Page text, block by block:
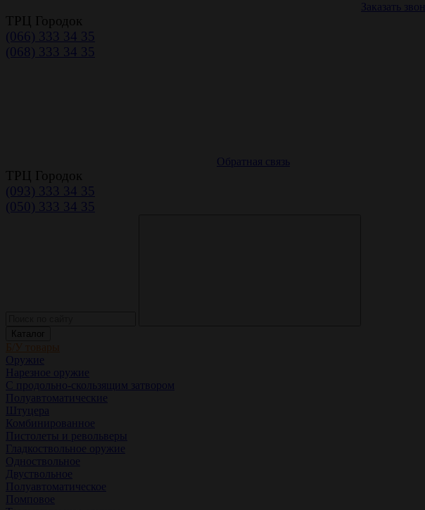
Заказать
ТРЦ Городок
(066) 333 34 35
(068) 333 34 35
Обратная связь
ТРЦ Городок
(093) 333 34 35
(050) 333 34 35
Каталог
Б/У товары
Оружие
Нарезное оружие
С продольно-скользящим затвором
Полуавтоматические
Штуцера
Комбинированное
Пистолеты и револьверы
Гладкоствольное оружие
Одноствольное
Двуствольное
Полуавтоматическое
Помповое